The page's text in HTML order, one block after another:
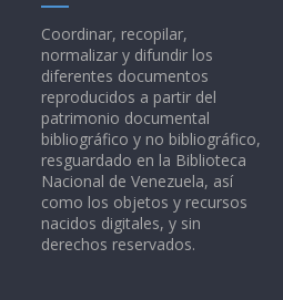
Coordinar, recopilar,
normalizar y difundir los
diferentes documentos
reproducidos a partir del
patrimonio documental
bibliográfico y no bibliográfico,
resguardado en la Biblioteca
Nacional de Venezuela, así
como los objetos y recursos
nacidos digitales, y sin
derechos reservados.